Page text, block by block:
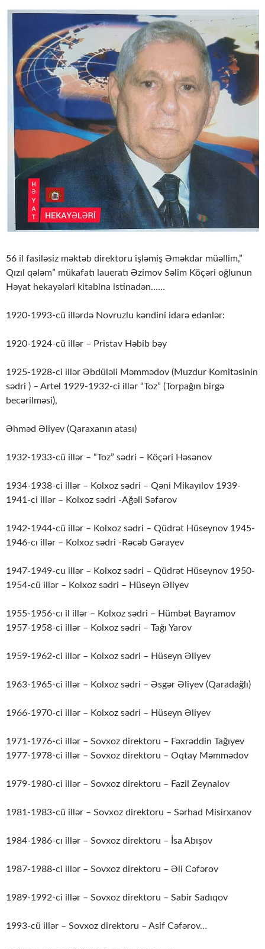
56 il fasiləsiz məktəb direktoru işləmiş Əməkdar müəllim,”
Qızıl qələm” mükafatı laueratı Əzimov Səlim Köçəri oğlunun
Həyat hekayələri kitablna istinadən……
1920-1993-cü illərdə Novruzlu kəndini idarə edənlər:
1920-1924-cü illər – Pristav Həbib bəy
1925-1928-ci illər Əbdüləli Məmmədov (Muzdur Komitəsinin
sədri ) – Artel 1929-1932-ci illər “Toz” (Torpağın birgə
becərilməsi),
Əhməd Əliyev (Qaraxanın atası)
1932-1933-cü illər – “Toz” sədri – Köçəri Həsənov
1934-1938-ci illər – Kolxoz sədri – Qəni Mikayılov 1939-
1941-ci illər – Kolxoz sədri -Ağəli Səfərov
1942-1944-cü illər – Kolxoz sədri – Qüdrət Hüseynov 1945-
1946-cı illər – Kolxoz sədri -Rəcəb Gərayev
1947-1949-cu illər – Kolxoz sədri – Qüdrət Hüseynov 1950-
1954-cü illər – Kolxoz sədri – Hüseyn Əliyev
1955-1956-cı il illər – Kolxoz sədri – Hümbət Bayramov
1957-1958-ci illər – Kolxoz sədri – Tağı Yarov
1959-1962-ci illər – Kolxoz sədri – Hüseyn Əliyev
1963-1965-ci illər – Kolxoz sədri – Əsgər Əliyev (Qaradağlı)
1966-1970-ci illər – Kolxoz sədri – Hüseyn Əliyev
1971-1976-ci illər – Sovxoz direktoru – Fəxrəddin Tağıyev
1977-1978-ci illər – Sovxoz direktoru – Oqtay Məmmədov
1979-1980-ci illər – Sovxoz direktoru – Fazil Zeynalov
1981-1983-cü illər – Sovxoz direktoru – Sərhad Misirxanov
1984-1986-cı illər – Sovxoz direktoru – İsa Abışov
1987-1988-ci illər – Sovxoz direktoru – Əli Cəfərov
1989-1992-ci illər – Sovxoz direktoru – Sabir Sadıqov
1993-cü illər – Sovxoz direktoru – Asif Cəfərov…